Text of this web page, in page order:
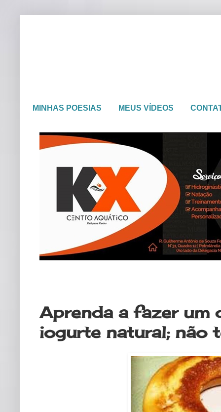
MINHAS POESIAS MEUS VÍDEOS
Aprenda a fazer um
iogurte natural; não